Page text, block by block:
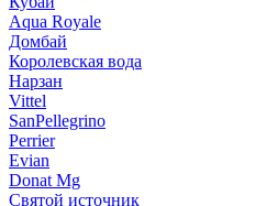
Aqua Royale
Домбай
Королевская вода
Нарзан
Vittel
SanPellegrino
Perrier
Evian
Donat Mg
Святой источник